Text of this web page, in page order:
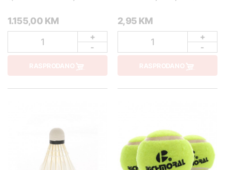
1.155,00 KM
1
+
-
RASPRODANO
2,95 KM
1
+
-
RASPRODANO